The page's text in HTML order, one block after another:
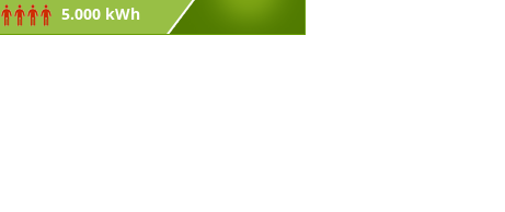
5.000 kWh